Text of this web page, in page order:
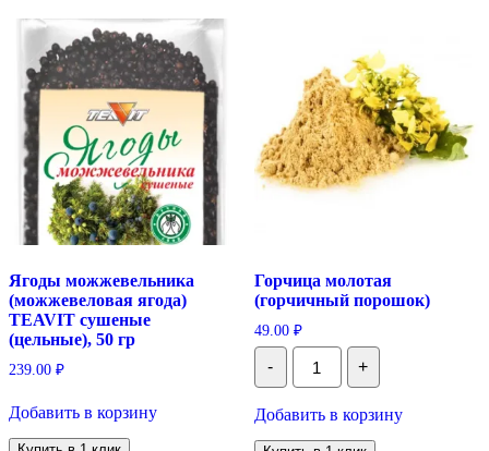
Ягоды можжевельника
(можжевеловая ягода)
TEAVIT сушеные
(цельные), 50 гр
239.00 ₽
Добавить в корзину
Горчица молотая
(горчичный порошок)
49.00 ₽
-
Количество
Горчица
молотая
порошок)
+
Добавить в корзину